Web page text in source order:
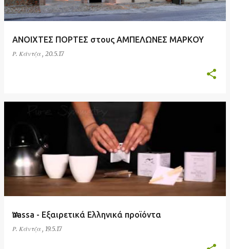
ΑΝΟΙΧΤΕΣ ΠΟΡΤΕΣ στους ΑΜΠΕΛΩΝΕΣ ΜΑΡΚΟΥ
Ρ. Κάντζα , 20.5.17
Ἂnassa - Εξαιρετικά Ελληνικά προϊόντα
Ρ. Κάντζα , 19.5.17